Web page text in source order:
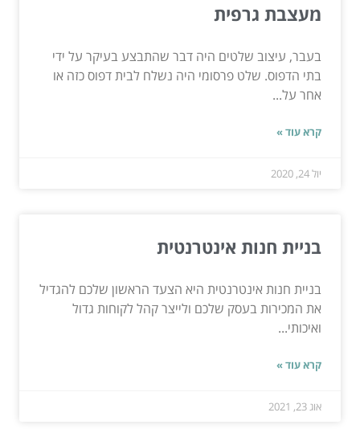
מעצבת גרפית
בעבר, עיצוב שלטים היה דבר שהתבצע בעיקר על ידי
בתי הדפוס. שלט פרסומי היה נשלח לבית דפוס כזה או
אחר על...
קרא עוד »
יול 24, 2020
בניית חנות אינטרנטית
בניית חנות אינטרנטית היא הצעד הראשון שלכם להגדיל
את המכירות בעסק שלכם ולייצר קהל לקוחות גדול
ואיכותי...
קרא עוד »
אוג 23, 2021